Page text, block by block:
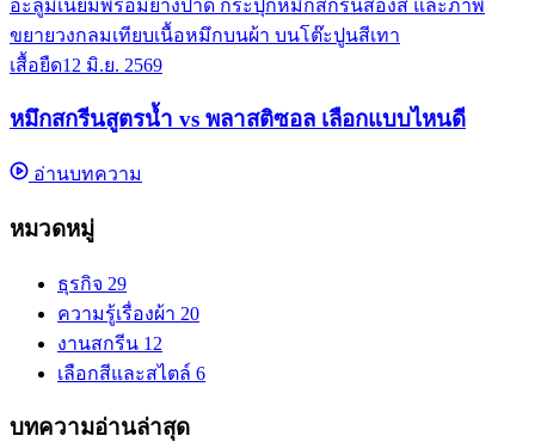
เสื้อยืด12 มิ.ย. 2569
หมึกสกรีนสูตรน้ำ vs พลาสติซอล เลือกแบบไหนดี
อ่านบทความ
หมวดหมู่
ธุรกิจ 29
ความรู้เรื่องผ้า 20
งานสกรีน 12
เลือกสีและสไตล์ 6
บทความอ่านล่าสุด